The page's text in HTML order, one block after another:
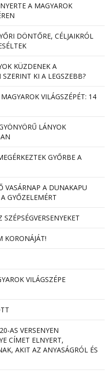
A MAGYAROK
DÖNTŐRE, CÉLJAIKRÓL
KÜZDENEK A
KI A LEGSZEBB?
VILÁGSZÉPÉT: 14
LÁNYOK
GYŐRBE A
VASÁRNAP A DUNAKAPU
GYŐZELEMÉRT
KORONÁJÁT!
VILÁGSZÉPE
AS VERSENYEN
CÍMET ELNYERT,
AKIT AZ ANYASÁGRÓL ÉS